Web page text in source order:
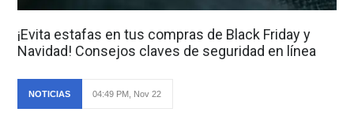
¡Evita estafas en tus compras de Black Friday y
Navidad! Consejos claves de seguridad en línea
NOTICIAS 04:49 PM, Nov 22